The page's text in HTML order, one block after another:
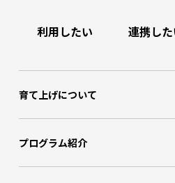
利用したい 連携し
育て上げについて
プログラム紹介